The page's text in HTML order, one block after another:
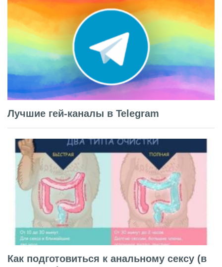
Лучшие гей-каналы в Telegram
Как подготовиться к анальному сексу (в